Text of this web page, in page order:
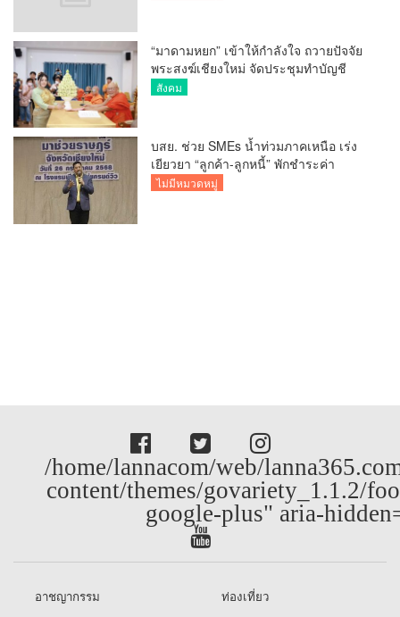
“มาดามหยก” เข้าให้กำลังใจ ถวายปัจจัย
พระสงฆ์เชียงใหม่ จัดประชุมทำบัญชี
รายรับรายจ่ายของวัด กว่า 300 รูป ที่วัด
สังคม
บสย. ช่วย SMEs น้ำท่วมภาคเหนือ เร่ง
เยียวยา “ลูกค้า-ลูกหนี้” พักชำระค่า
ธรรมเนียม-ค่างวด
ไม่มีหมวดหมู่
/home/lannacom/web/
content/themes/govariety_1.1.2/
google-plus" aria-
อาชญากรรม
ท่องเที่ยว